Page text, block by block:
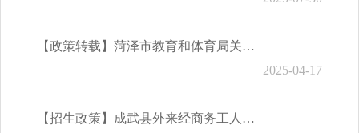
【政策转载】菏泽市教育和体育局关于印发《菏泽市2025年高中阶段学校招生工作意见》的通知
2025-04-17
【招生政策】成武县外来经商务工人员随迁子女入学所需材料及办理流程